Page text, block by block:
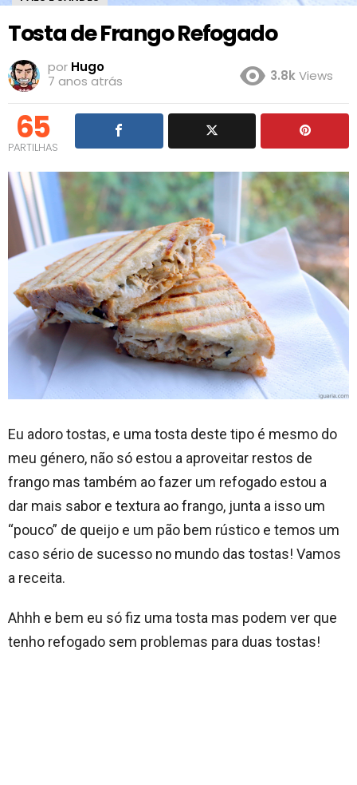
Tosta de Frango Refogado
por Hugo
7 anos atrás
3.8kViews
65
PARTILHAS
Eu adoro tostas, e uma tosta deste tipo é mesmo do
meu género, não só estou a aproveitar restos de
frango mas também ao fazer um refogado estou a
dar mais sabor e textura ao frango, junta a isso um
“pouco” de queijo e um pão bem rústico e temos um
caso sério de sucesso no mundo das tostas! Vamos
a receita.
Ahhh e bem eu só fiz uma tosta mas podem ver que
tenho refogado sem problemas para duas tostas!